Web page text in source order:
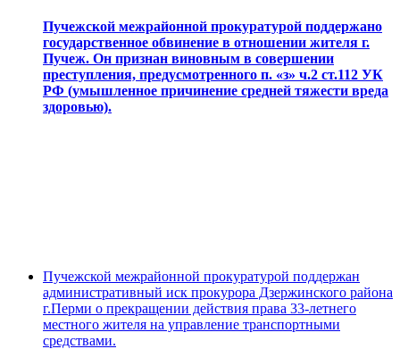
Пучежской межрайонной прокуратурой поддержано
государственное обвинение в отношении жителя г.
Пучеж. Он признан виновным в совершении
преступления, предусмотренного п. «з» ч.2 ст.112 УК
РФ (умышленное причинение средней тяжести вреда
здоровью).
Пучежской межрайонной прокуратурой поддержан
административный иск прокурора Дзержинского района
г.Перми о прекращении действия права 33-летнего
местного жителя на управление транспортными
средствами.